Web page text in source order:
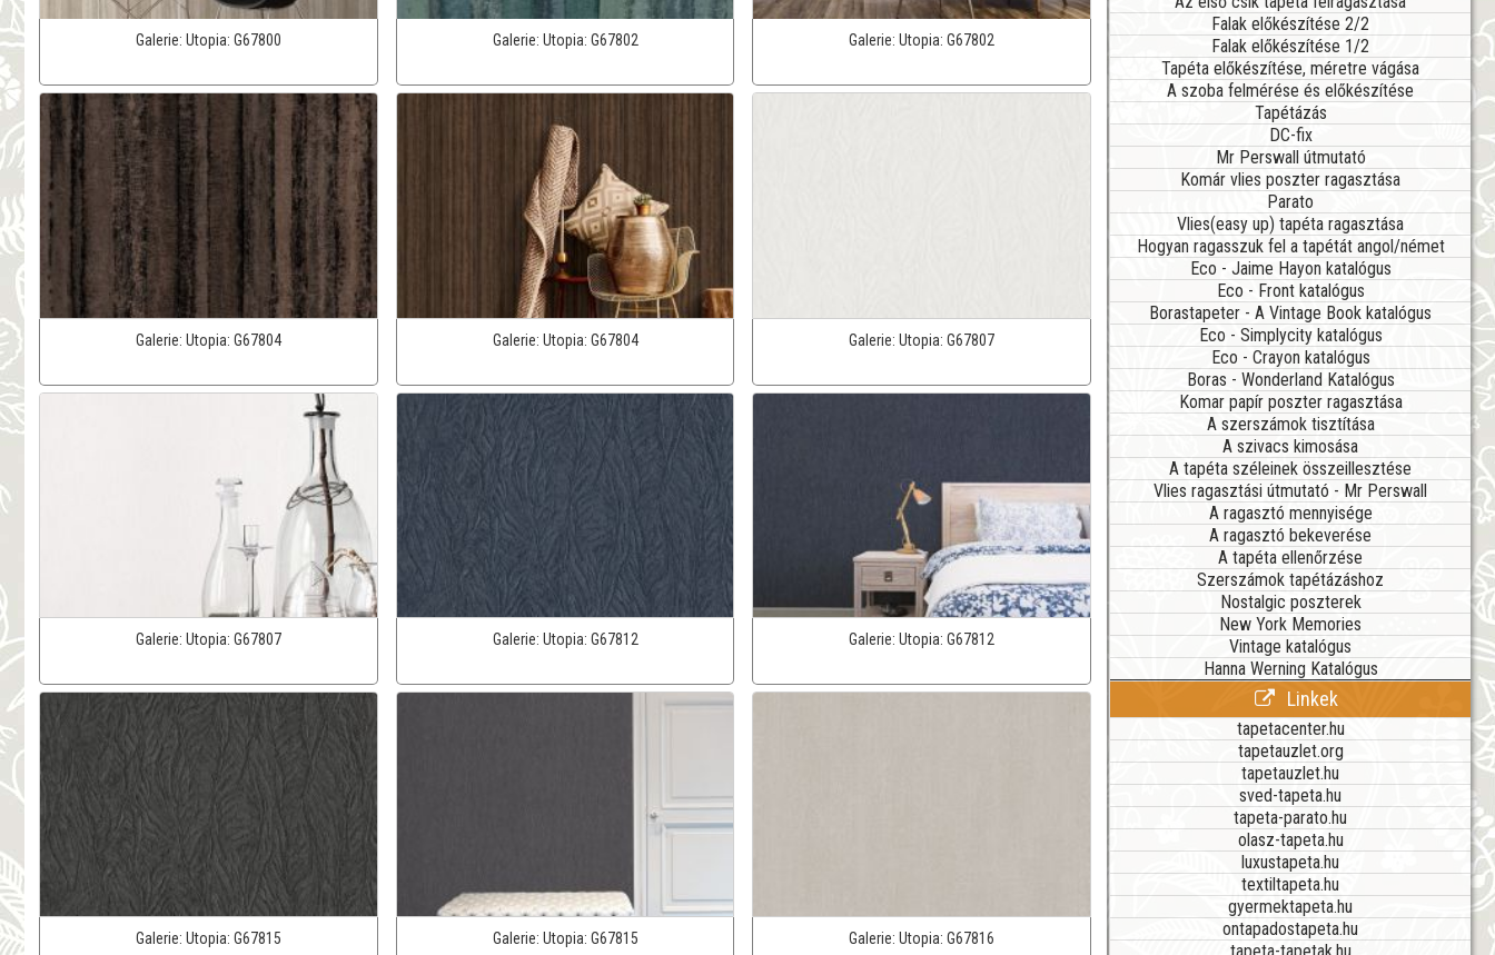
Galerie: Utopia: G67800 Galerie: Utopia: G67802 Galerie:Utopia:G67802
Galerie: Utopia: G67804 Galerie: Utopia: G67804 Galerie:Utopia:G67807
Galerie: Utopia: G67807 Galerie: Utopia: G67812 Galerie:Utopia:G67812
Galerie: Utopia: G67815 Galerie: Utopia: G67815 Galerie:Utopia:G67816
Falak előkészítése 2/2
Falak előkészítése 1/2
Tapéta előkészítése, méretre vágása
A szoba felmérése és előkészítése
Tapétázás
DC-fix
Mr Perswall útmutató
Komár vlies poszter ragasztása
Parato
Vlies(easy up) tapéta ragasztása
Hogyan ragasszuk fel a tapétát angol/német
Eco - Jaime Hayon katalógus
Eco - Front katalógus
Borastapeter - A Vintage Book katalógus
Eco - Simplycity katalógus
Eco - Crayon katalógus
Boras - Wonderland Katalógus
Komar papír poszter ragasztása
A szerszámok tisztítása
A szivacs kimosása
A tapéta széleinek összeillesztése
Vlies ragasztási útmutató - Mr Perswall
A ragasztó mennyisége
A ragasztó bekeverése
A tapéta ellenőrzése
Szerszámok tapétázáshoz
Nostalgic poszterek
New York Memories
Vintage katalógus
Hanna Werning Katalógus
Linkek
tapetacenter.hu
tapetauzlet.org
tapetauzlet.hu
sved-tapeta.hu
tapeta-parato.hu
olasz-tapeta.hu
luxustapeta.hu
textiltapeta.hu
gyermektapeta.hu
ontapadostapeta.hu
tapeta-tapetak.hu